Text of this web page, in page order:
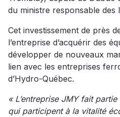
du ministre responsable
Cet investissement de près
l’entreprise d’acquérir des
développer de nouveaux
lien avec les entreprises
d’Hydro-Québec.
« L’entreprise JMY fait
qui participent à la vitalité